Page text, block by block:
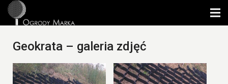
Geokrata – galeria zdjęć